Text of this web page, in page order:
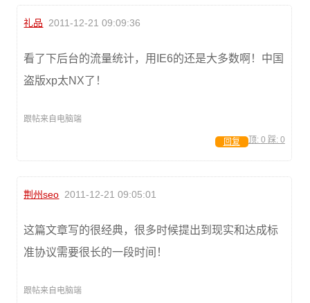
礼品 2011-12-21 09:09:36
看了下后台的流量统计，用IE6的还是大多数啊！中国
盗版xp太NX了！
跟帖来自电脑端
顶: 0 踩: 0
回复
荆州seo 2011-12-21 09:05:01
这篇文章写的很经典，很多时候提出到现实和达成标
准协议需要很长的一段时间！
跟帖来自电脑端